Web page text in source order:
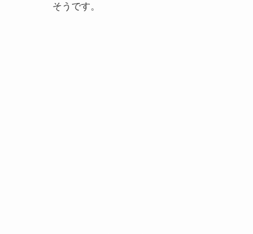
そうです。